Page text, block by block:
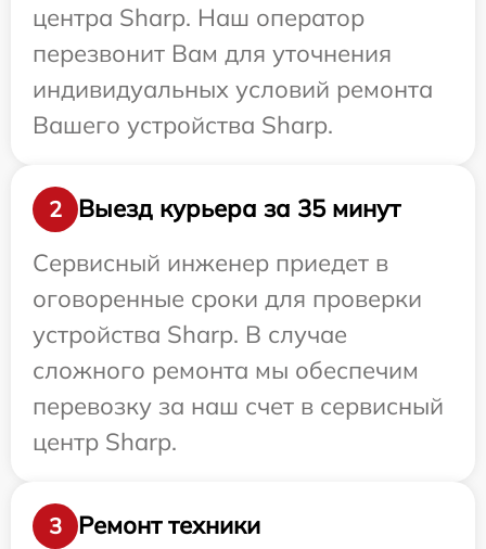
центра Sharp. Наш оператор
перезвонит Вам для уточнения
индивидуальных условий ремонта
Вашего устройства Sharp.
2
Выезд курьера за 35 минут
Сервисный инженер приедет в
оговоренные сроки для проверки
устройства Sharp. В случае
сложного ремонта мы обеспечим
перевозку за наш счет в сервисный
центр Sharp.
3 Ремонт техники